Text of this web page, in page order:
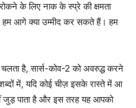
के लिए नाक के स्प्रे की क्षमता
हम आगे क्या उम्मीद कर सकते हैं। हम
चलता है, सार्स-कोव-2 को अवरुद्ध करने
में, यदि कोई चीज़ इसके रास्ते में आ
जुड़ पाता है और इस तरह यह आपको